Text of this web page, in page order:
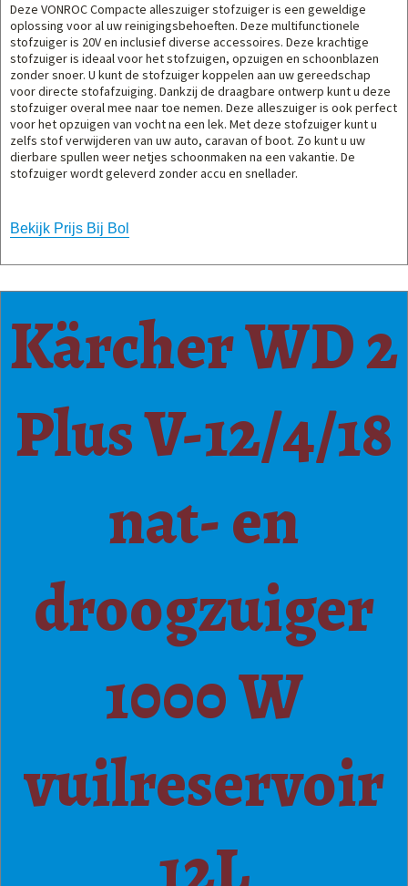
Deze VONROC Compacte alleszuiger stofzuiger is een geweldige
oplossing voor al uw reinigingsbehoeften. Deze multifunctionele
stofzuiger is 20V en inclusief diverse accessoires. Deze krachtige
stofzuiger is ideaal voor het stofzuigen, opzuigen en schoonblazen
zonder snoer. U kunt de stofzuiger koppelen aan uw gereedschap
voor directe stofafzuiging. Dankzij de draagbare ontwerp kunt u deze
stofzuiger overal mee naar toe nemen. Deze alleszuiger is ook perfect
voor het opzuigen van vocht na een lek. Met deze stofzuiger kunt u
zelfs stof verwijderen van uw auto, caravan of boot. Zo kunt u uw
dierbare spullen weer netjes schoonmaken na een vakantie. De
stofzuiger wordt geleverd zonder accu en snellader.
Bekijk Prijs Bij Bol
Kärcher WD 2
Plus V-12/4/18
nat- en
droogzuiger
1000 W
vuilreservoir